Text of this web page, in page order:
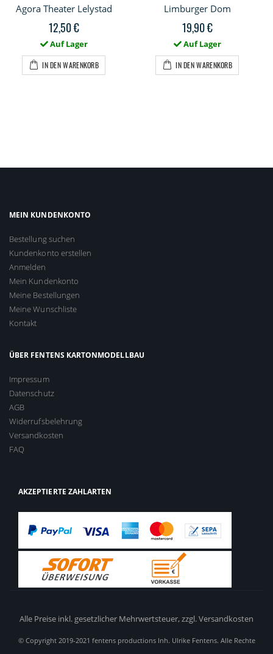
Agora Theater Lelystad
12,50 €
Auf Lager
IN DEN WARENKORB
Limburger Dom
19,90 €
Auf Lager
IN DEN WARENKORB
MEIN KUNDENKONTO
Bestellung suchen
Kundenkonto erstellen
Anmelden
Mein Kundenkonto
Meine Bestellungen
Meine Wunschliste
Kontakt
ÜBER FENTENS KARTONMODELLBAU
Impressum
Datenschutz
AGB
Widerrufsbelehrung
Versandkosten
FAQ
AKZEPTIERTE ZAHLARTEN
Alle Preise inkl. gesetzlicher Mehrwertsteuer,zzgl. Versandkosten
© Copyright 2019-2021 fentens productions Inh. Ulrike Fentens. Alle Rechte